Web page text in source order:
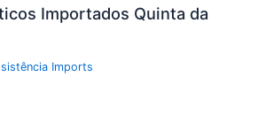
Importados Quinta da
Imports